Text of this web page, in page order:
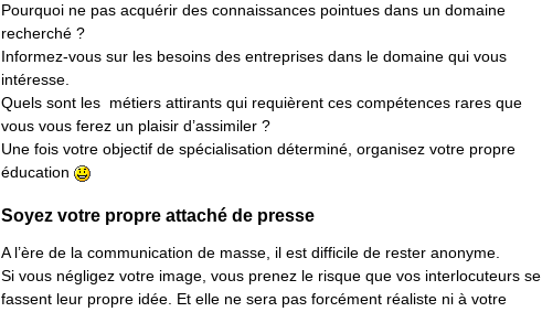
Pourquoi ne pas acquérir des connaissances pointues dans un domaine
recherché ?
Informez-vous sur les besoins des entreprises dans le domaine qui vous
intéresse.
Quels sont les métiers attirants qui requièrent ces compétences rares que
vous vous ferez un plaisir d’assimiler ?
Une fois votre objectif de spécialisation déterminé, organisez votre propre
éducation
Soyez votre propre attaché de presse
A l’ère de la communication de masse, il est difficile de rester anonyme.
Si vous négligez votre image, vous prenez le risque que vos interlocuteurs se
fassent leur propre idée. Et elle ne sera pas forcément réaliste ni à votre